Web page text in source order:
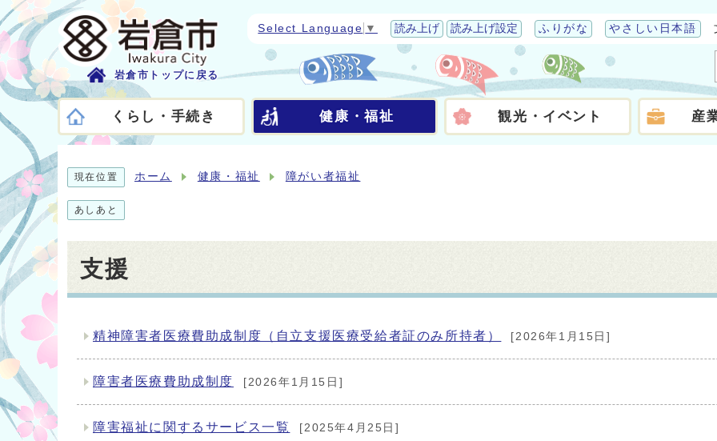
岩倉市トップに戻る
Select Language ▼ 読み上げ 読み上げ設定 ふりがな やさしい日本語
くらし・手続き 健康・福祉 観光・イベント 産
現在位置 ホーム 健康・福祉 障がい者福祉
あしあと
支援
メインメニュー
精神障害者医療費助成制度（自立支援医療受給者証のみ所持者） [2026年1月15日]
障害者医療費助成制度 [2026年1月15日]
障害福祉に関するサービス一覧 [2025年4月25日]